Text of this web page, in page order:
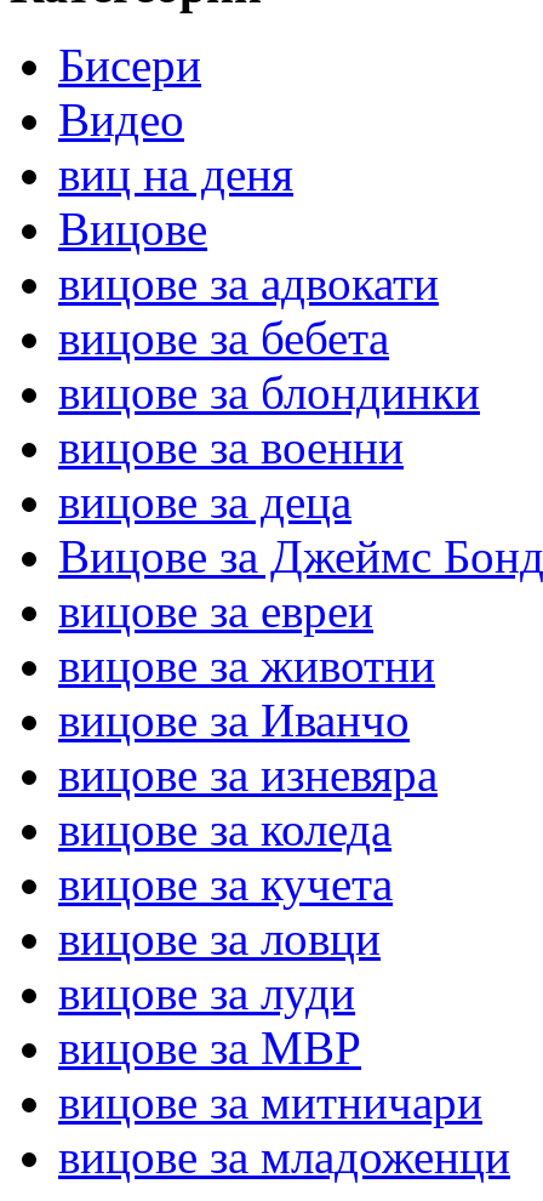
Бисери
Видео
виц на деня
Вицове
вицове за адвокати
вицове за бебета
вицове за блондинки
вицове за военни
вицове за деца
Вицове за Джеймс Бонд
вицове за евреи
вицове за животни
вицове за Иванчо
вицове за изневяра
вицове за коледа
вицове за кучета
вицове за ловци
вицове за луди
вицове за МВР
вицове за митничари
вицове за младоженци